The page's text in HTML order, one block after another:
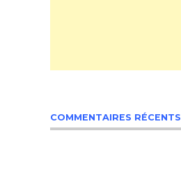
COMMENTAIRES RÉCENTS